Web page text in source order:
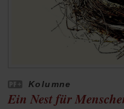
Kolumne
Ein Nest für